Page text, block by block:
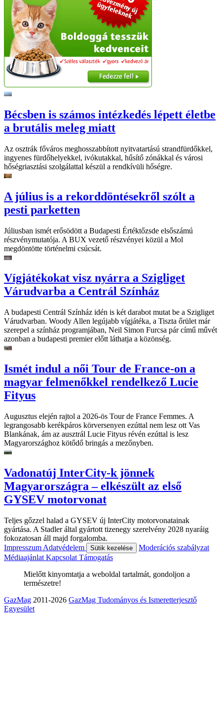
Bécsben is számos intézkedés lépett életbe
a brutális meleg miatt
Az osztrák főváros meghosszabbított nyitvatartású strandfürdőkkel,
ingyenes fürdőhelyekkel, ivókutakkal, hűsítő zónákkal és városi
hőségriasztási szolgálattal készül a rendkívüli hőségre.
A július is a rekorddöntésekről szólt a
pesti parketten
Júliusban ismét erősödött a Budapesti Értéktőzsde elsőszámú
részvénymutatója. A BUX vezető részvényei közül a Mol
megdöntötte történelmi csúcsát.
Vígjátékokat visz nyárra a Szigliget
Várudvarba a Centrál Színház
A budapesti Centrál Színház idén is két darabot mutat be a Szigliget
Várudvarban. Woody Allen legújabb vígjátéka, a Tiszta őrület már
szerepel a színház programjában, Neil Simon Furcsa pár című művét
azonban a budapesti premier előtt láthatja a közönség.
Ismét indul a női Tour de France-on a
magyar felmenőkkel rendelkező Lucie
Fityus
Augusztus elején rajtol a 2026-ös Tour de France Femmes. A
legrangosabb kerékpáros körversenyen ezúttal nem lesz ott Vas
Blankának, ám az ausztrál Lucie Fityus révén ezúttal is lesz
Magyarországhoz kötődő bringás a mezőnyben.
Vadonatúj InterCity-k jönnek
Magyarországra – elkészült az első
GYSEV motorvonat
Teljes gőzzel halad a GYSEV új InterCity motorvonatainak
gyártása. A Stadler által gyártott tizenegy szerelvény 2028 nyaráig
fokozatosan áll majd forgalomba.
Impresszum Adatvédelem Sütik kezelése
Moderációs szabályzat
Médiaajánlat Kapcsolat Támogatás
Mielőtt kinyomtatja a weboldal tartalmát, gondoljon a
természetre!
GazMag 2011-2026 GazMag Tudományos és Ismeretterjesztő
Egyesület